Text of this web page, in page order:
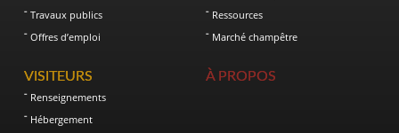
Travaux publics
Offres d’emploi
Ressources
Marché champêtre
VISITEURS
Renseignements
Hébergement
À PROPOS